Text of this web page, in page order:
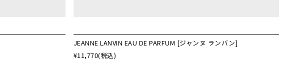
JEANNE LANVIN EAU DE PARFUM [ジャンヌ ランバン]
¥11,770(税込)